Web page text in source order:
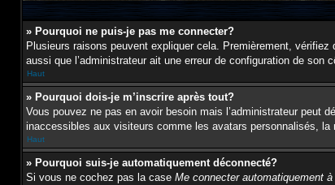
» Pourquoi ne puis-je pas me connecter?
Plusieurs raisons peuvent expliquer cela. Premièrement,
aussi que l’administrateur ait une erreur de configuration de son
Haut
» Pourquoi dois-je m’inscrire après tout?
Vous pouvez ne pas en avoir besoin mais l’administrateur peut
inaccessibles aux visiteurs comme les avatars personnalisés, la
Haut
» Pourquoi suis-je automatiquement déconnecté?
Si vous ne cochez pas la case Me connecter automatiquement